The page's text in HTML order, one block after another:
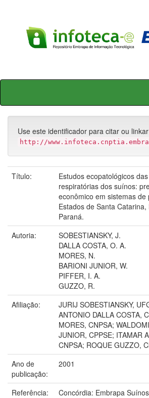
Skip
Use este identificador para citar ou
http://
Título:
Estudos ecopatológicos
respiratórias dos suínos:
econômico em sistemas de
Estados de Santa
Paraná.
Autoria:
SOBESTIANSKY, J.
DALLA COSTA, O. A.
MORES, N.
BARIONI JUNIOR, W.
PIFFER, I. A.
GUZZO, R.
Afiliação:
JURIJ SOBESTIANSKY,
ANTONIO DALLA COSTA,
MORES, CNPSA;
JUNIOR, CPPSE; ITAMAR
CNPSA; ROQUE GUZZO,
Ano de
publicação:
2001
Referência:
Concórdia: Embrapa